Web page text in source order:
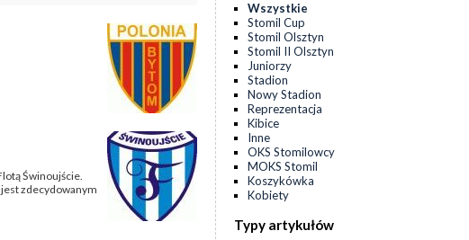
Świnoujście.
jest zdecydowanym
Wszystkie
Stomil Cup
Stomil Olsztyn
Stomil II Olsztyn
Juniorzy
Stadion
Nowy Stadion
Reprezentacja
Kibice
Inne
OKS Stomilowcy
MOKS Stomil
Koszykówka
Kobiety
Typy artykułów